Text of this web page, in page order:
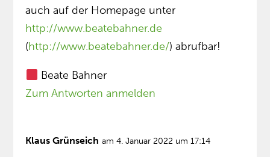
auch auf der Homepage unter
http://www.beatebahner.de
(http://www.beatebahner.de/) abrufbar!
Beate Bahner
Zum Antworten anmelden
Klaus Grünseich am 4. Januar 2022 um 17:14